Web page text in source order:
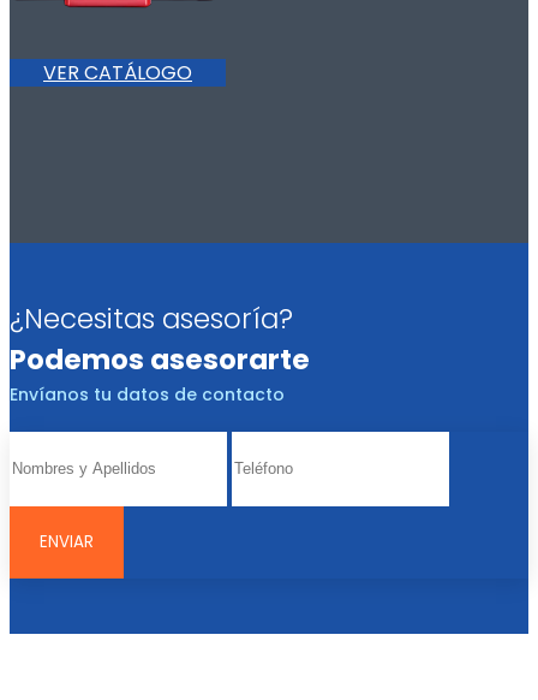
VER CATÁLOGO
¿Necesitas asesoría?
Podemos asesorarte
Envíanos tu datos de contacto